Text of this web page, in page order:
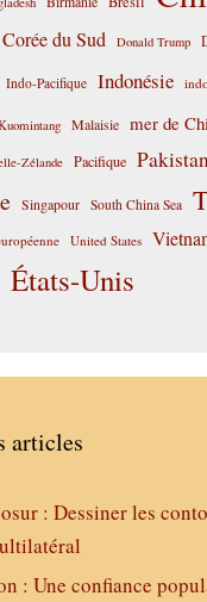
Corée du Sud Donald Trump
Indo-Pacifique Indonésie
Malaisie mer de
Zélande Pacifique
Singapour South China Sea
United States
États-Unis
articles
: Dessiner les
: Une confiance